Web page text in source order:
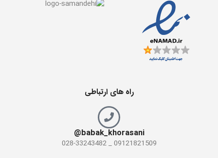
راه های ارتباطی
babak_khorasani@
09121821509 _ 028-33243482